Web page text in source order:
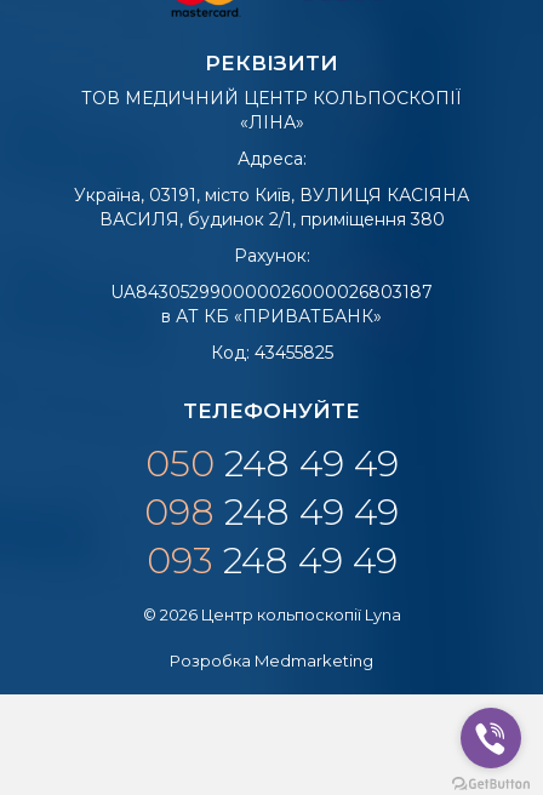
РЕКВІЗИТИ
ТОВ МЕДИЧНИЙ ЦЕНТР КОЛЬПОСКОПІЇ
«ЛІНА»
Адреса:
Україна, 03191, місто Київ, ВУЛИЦЯ КАСІЯНА
ВАСИЛЯ, будинок 2/1, приміщення 380
Рахунок:
UA843052990000026000026803187
в АТ КБ «ПРИВАТБАНК»
Код: 43455825
ТЕЛЕФОНУЙТЕ
050 248 49 49
098 248 49 49
093 248 49 49
© 2026 Центр кольпоскопії Lyna
Розробка Medmarketing